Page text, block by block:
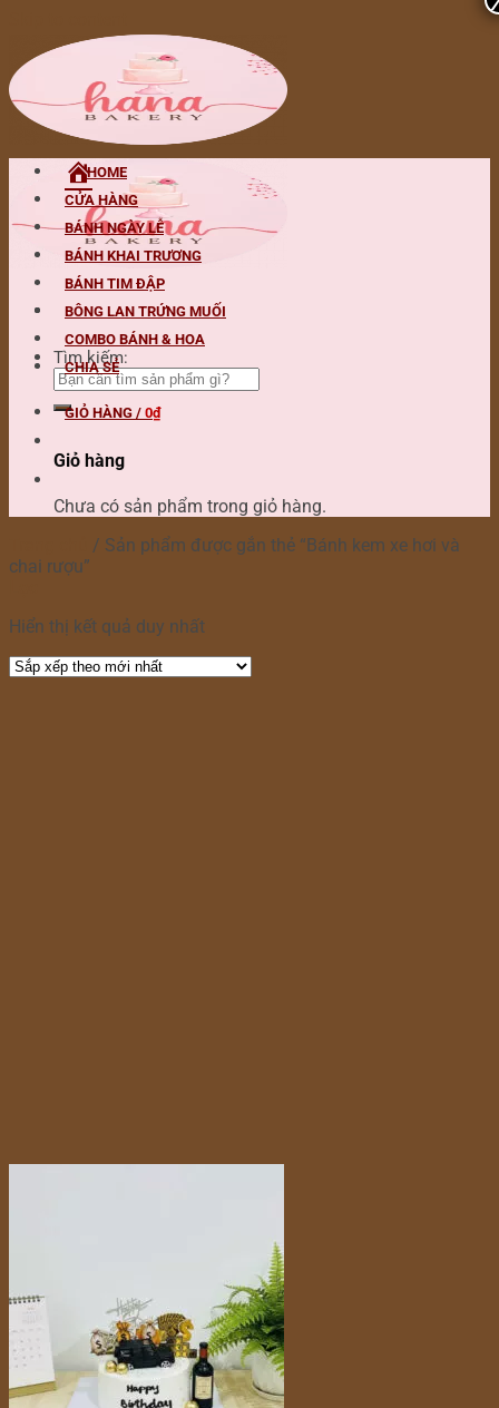
Tìm kiếm:
HOME
CỬA HÀNG
BÁNH NGÀY LỄ
BÁNH KHAI TRƯƠNG
BÁNH TIM ĐẬP
BÔNG LAN TRỨNG MUỐI
COMBO BÁNH & HOA
CHIA SẺ
GIỎ HÀNG / 0₫
Giỏ hàng
Chưa có sản phẩm trong giỏ hàng.
/ Sản phẩm được gắn thẻ “Bánh kem xe hơi và
chai rượu”
Hiển thị kết quả duy nhất